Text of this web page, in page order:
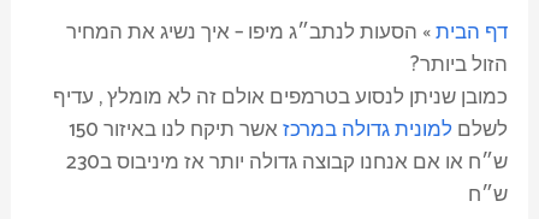
דף הבית» הסעות לנתב״ג מיפו – איך נשיג את המחיר
הזול ביותר?
כמובן שניתן לנסוע בטרמפים אולם זה לא מומלץ , עדיף
לשלםלמונית גדולה במרכז
אשר תיקח לנו באיזור 150
ש״ח או אם אנחנו קבוצה גדולה יותר אז מיניבוס ב230
ש״ח